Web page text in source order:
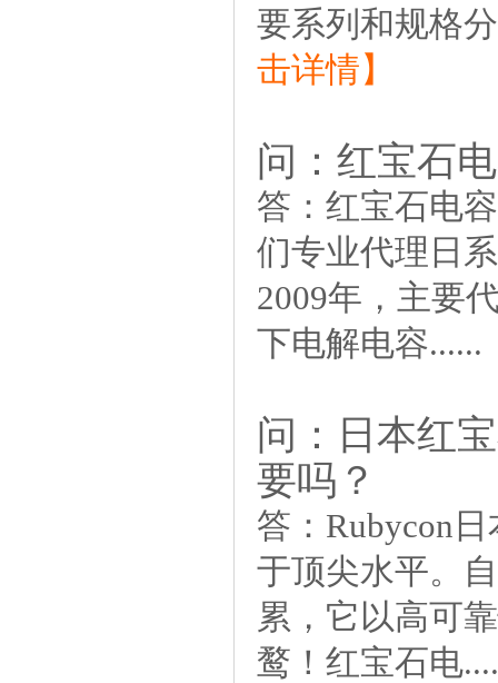
要系列和规格
击详情】
问： 红宝石
答： 红宝石电
们专业代理日
2009年，主要
下电解电容......
问： 日本红
要吗？
答： Rubycon
于顶尖水平。
累，它以高可
鹜！红宝石电